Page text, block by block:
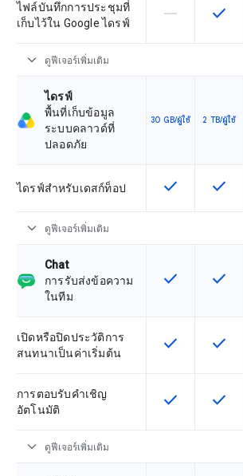
ไฟล์บันทึกการประชุมที่
เก็บไว้ใน Google ไดรฟ์
ฟีเจอร์นี้ใช้ไม่ไ
horizontal_rule ฟีเจอ
check
expand_more ดูฟีเจอร์เพิ่มเติม
ไดรฟ์
พื้นที่เก็บข้อมูล
ระบบคลาวด์ที่
ปลอดภัย
30 GB/ผู้ใช้ 2 TB/ผู้ใช้
ไดรฟ์สำหรับเดสก์ท็อป ฟีเจอร์นี้ใช้ได้กั
check ฟีเจอ
check
expand_more ดูฟีเจอร์เพิ่มเติม
Chat
การรับส่งข้อความ
ในทีม
ฟีเจอร์นี้ใช้ได้กั
check ฟีเจอ
check
เปิดหรือปิดประวัติการ
สนทนาเป็นค่าเริ่มต้น
ฟีเจอร์นี้ใช้ได้กั
check ฟีเจอ
check
การตอบรับคำเชิญ
อัตโนมัติ
ฟีเจอร์นี้ใช้ได้กั
check ฟีเจอ
check
expand_more ดูฟีเจอร์เพิ่มเติม